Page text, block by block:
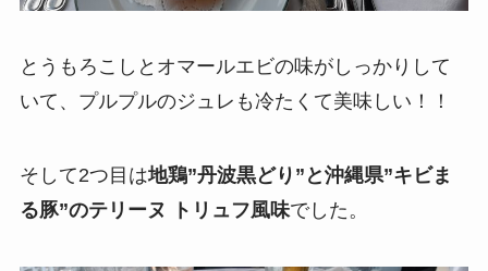
とうもろこしとオマールエビの味がしっかりして
いて、プルプルのジュレも冷たくて美味しい！！
そして2つ目は地鶏”丹波黒どり”と沖縄県”キビま
る豚”のテリーヌ トリュフ風味でした。